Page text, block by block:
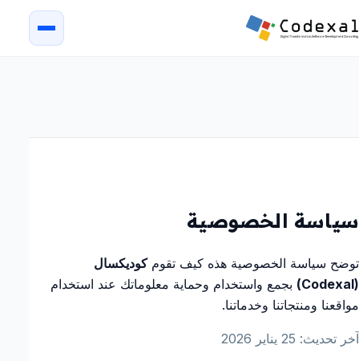
سياسة الخصوصية
توضح سياسة الخصوصية هذه كيف تقومكوديكسال
(Codexal)
بجمع واستخدام وحماية معلوماتك عند استخدام
مواقعنا ومنتجاتنا وخدماتنا.
آخر تحديث: 25 يناير 2026